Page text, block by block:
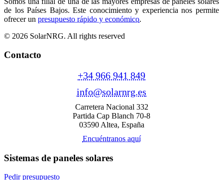
de los Países Bajos. Este conocimiento y experiencia nos permite
ofrecer un presupuesto rápido y económico.
© 2026 SolarNRG. All rights reserved
Contacto
+34 966 941 849
info@solarnrg.es
Carretera Nacional 332
Partida Cap Blanch 70-8
03590 Altea, España
Encuéntranos aquí
Sistemas de paneles solares
Pedir presupuesto